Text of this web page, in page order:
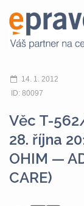
14. 1. 2012
ID: 80097
Věc T-
28. října
OHIM —
CARE)